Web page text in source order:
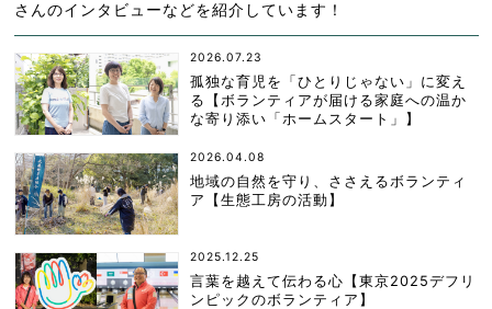
さんのインタビューなどを紹介しています！
2026.07.23
孤独な育児を「ひとりじゃない」に変え
る【ボランティアが届ける家庭への温か
な寄り添い「ホームスタート」】
2026.04.08
地域の自然を守り、ささえるボランティ
ア【生態工房の活動】
2025.12.25
言葉を越えて伝わる心【東京2025デフリ
ンピックのボランティア】